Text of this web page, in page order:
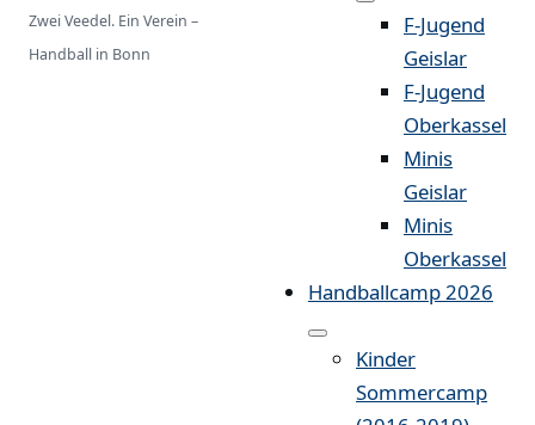
Zwei Veedel. Ein Verein –
Handball in Bonn
F-Jugend
Geislar
F-Jugend
Oberkassel
Minis
Geislar
Minis
Oberkassel
Handballcamp 2026
Kinder
Sommercamp